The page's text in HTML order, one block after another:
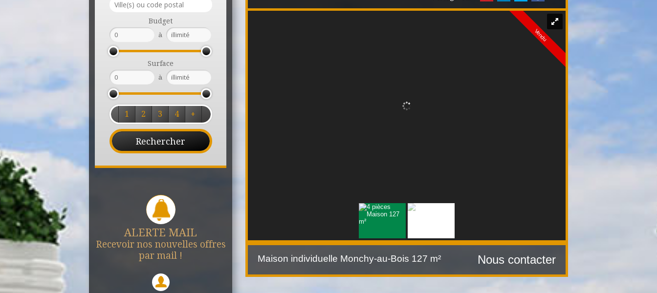
Budget
à
Surface
à
1 2 3 4 +
ALERTE MAIL
Recevoir nos nouvelles offres
par mail !
Vendu
Maison individuelle Monchy-au-Bois 127 m² Nous contacter